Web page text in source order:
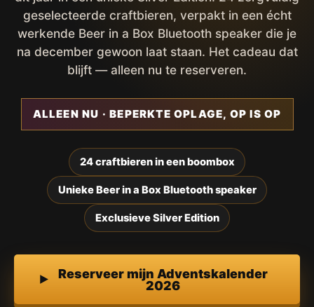
geselecteerde craftbieren, verpakt in een écht
werkende Beer in a Box Bluetooth speaker die je
na december gewoon laat staan. Het cadeau dat
blijft — alleen nu te reserveren.
ALLEEN NU · BEPERKTE OPLAGE, OP IS OP
24 craftbieren in een boombox
Unieke Beer in a Box Bluetooth speaker
Exclusieve Silver Edition
Reserveer mijn Adventskalender
2026